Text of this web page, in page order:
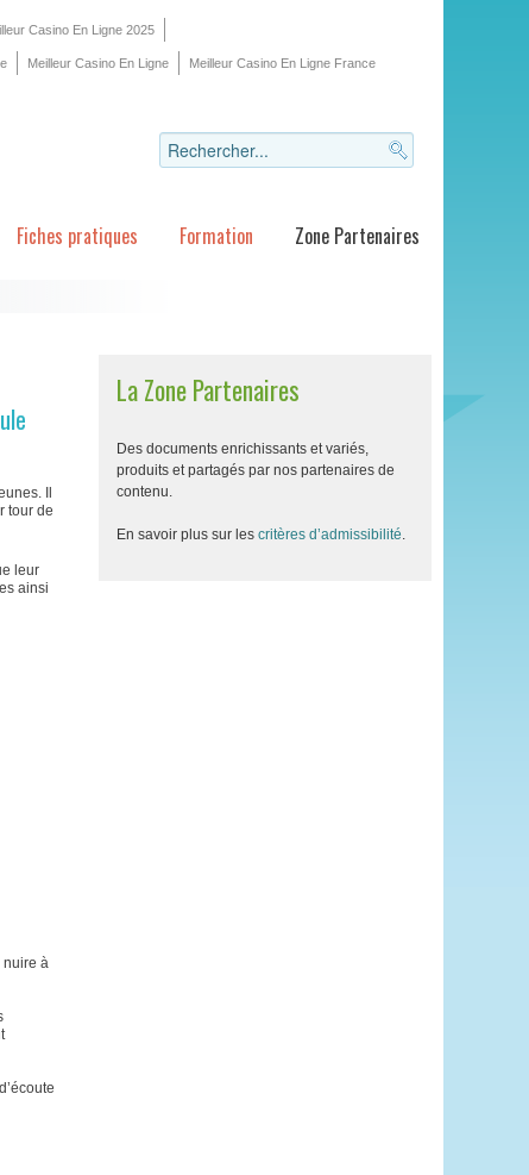
Casino En Ligne 2025
Meilleur Casino En Ligne Meilleur Casino En Ligne France
Fiches pratiques Formation Zone Partenaires
Il
tour de
leur
ainsi
nuire à
La Zone Partenaires
Des documents enrichissants et variés,
produits et partagés par nos partenaires de
contenu.
En savoir plus sur les critères d’admissibilité.